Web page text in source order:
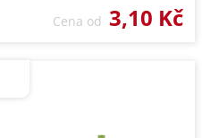
Cena od 3,10 Kč